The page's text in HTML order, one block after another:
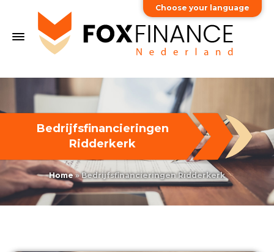
Bedrijfsfinancieringen
Ridderkerk
Home»Bedrijfsfinancieringen Ridderkerk
Choose your language